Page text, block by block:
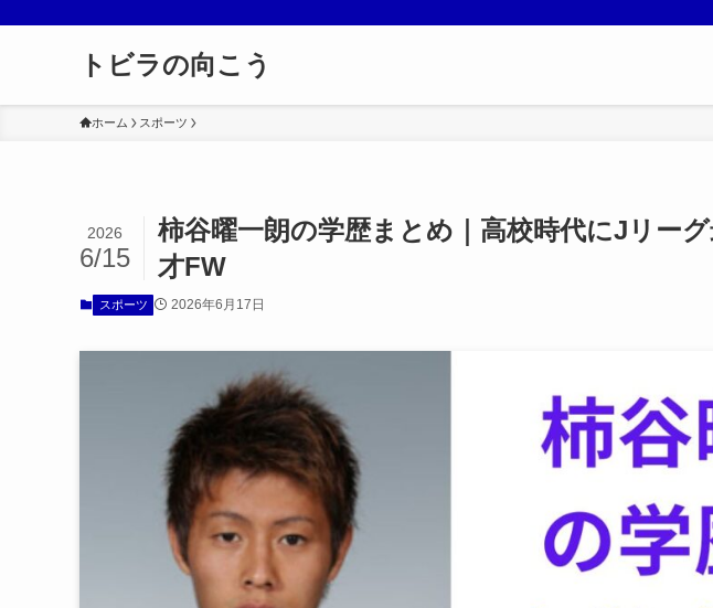
トビラの向こう
ホーム スポーツ
柿谷曜一朗の学歴まとめ｜高校時代にJリー
才FW
2026
6/15
スポーツ 2026年6月17日